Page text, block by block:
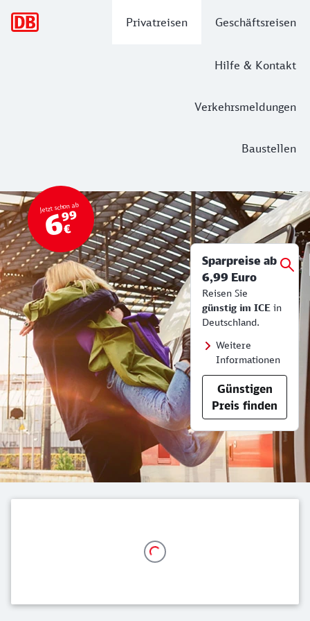
Privatreisen Geschäftsreisen
Hilfe & Kontakt
Verkehrsmeldungen
Baustellen
Bahn Tickets & Services
Top Angebot
Jetzt schon ab
699
€
Sparpreise ab
6,99 Euro
Reisen Sie
günstig im ICE in
Deutschland.
Weitere
Informationen
Günstigen
Preis finden